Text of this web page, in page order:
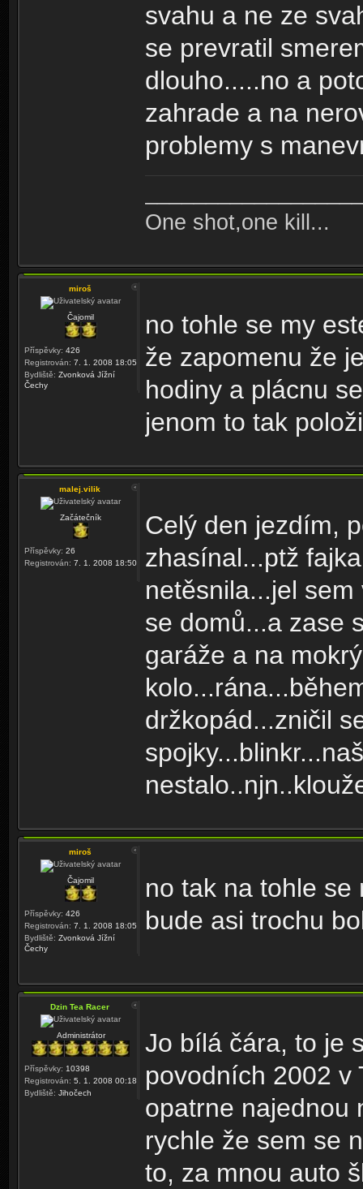
svahu a ne ze
se prevratil
dlouho.....no a
zahrade a na
problemy s
One shot,one kill...
miroš
Čajomil
Příspěvky: 426
Registrován: 7. 1. 2008 18:05
Bydliště: Zvonková Jížní
Čechy
no tohle se my
že zapomenu že
hodiny a plácnu
jenom to tak
malej.vilik
Začátečník
Příspěvky: 26
Registrován: 7. 1. 2008 18:50
Celý den jezdím,
zhasínal...ptž
netěsnila...jel
se domů...a zase
garáže a na
držkopád...zničil
miroš
Čajomil
Příspěvky: 426
Registrován: 7. 1. 2008 18:05
Bydliště: Zvonková Jížní
Čechy
no tak na tohle
bude asi trochu
Dzin Tea Racer
Administrátor
Příspěvky: 10398
Registrován: 5. 1. 2008 00:18
Bydliště: Jihočech
Jo bílá čára, to je
povodních 2002 v
opatrne
rychle že sem se
to, za mnou auto